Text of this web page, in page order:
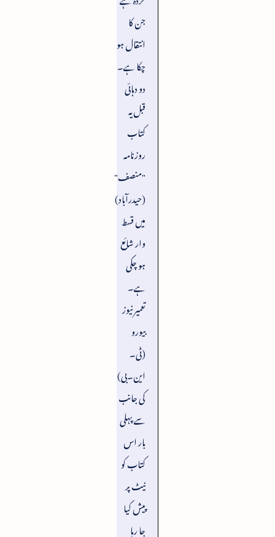
جن کا
انتقال ہو
چکا ہے۔
دو دہائی
قبل یہ
کتاب
روزنامہ
"منصف"
(حیدرآباد)
میں قسط
وار شائع
ہو چکی
ہے۔
تعمیر نیوز
بیورو
(ٹی۔
این۔بی)
کی جانب
سے پہلی
بار اس
کتاب کو
نیٹ پر
پیش کیا
جا رہا